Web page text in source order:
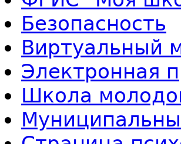
Безопасность
Виртуальный
Электронная
Школа